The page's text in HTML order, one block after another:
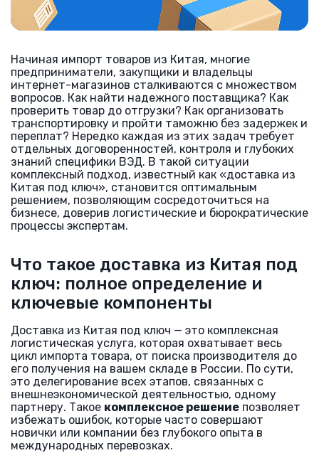
Начиная импорт товаров из Китая, многие
предприниматели, закупщики и владельцы
интернет-магазинов сталкиваются с множеством
вопросов. Как найти надежного поставщика? Как
проверить товар до отгрузки? Как организовать
транспортировку и пройти таможню без задержек и
переплат? Нередко каждая из этих задач требует
отдельных договоренностей, контроля и глубоких
знаний специфики ВЭД. В такой ситуации
комплексный подход, известный как «доставка из
Китая под ключ», становится оптимальным
решением, позволяющим сосредоточиться на
бизнесе, доверив логистические и бюрократические
процессы экспертам.
Что такое доставка из Китая под
ключ: полное определение и
ключевые компоненты
Доставка из Китая под ключ — это комплексная
логистическая услуга, которая охватывает весь
цикл импорта товара, от поиска производителя до
его получения на вашем складе в России. По сути,
это делегирование всех этапов, связанных с
внешнеэкономической деятельностью, одному
партнеру. Такое комплексное решение позволяет
избежать ошибок, которые часто совершают
новички или компании без глубокого опыта в
международных перевозках.